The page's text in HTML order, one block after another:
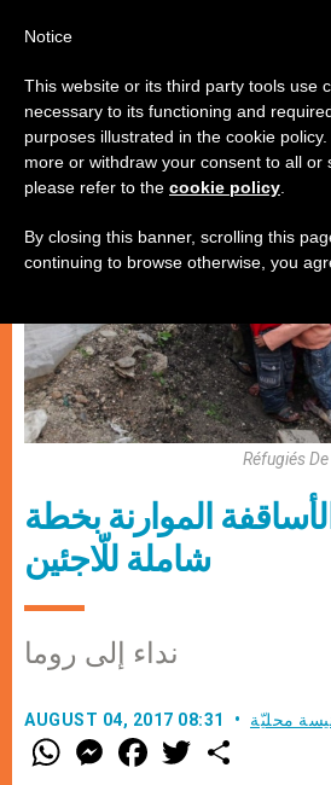
كنيسة محليّة
Réfugiés
الموارنة بخطة
شاملة للّاجئين
نداء إلى روما
AUGUST 04, 2017 08:31 محليّة
W
h
M
e
F
a w
Notice
This website or its third party tools use
necessary to its functioning and
purposes illustrated in the cookie
more or withdraw your consent to all or
please refer to the cookie policy
By closing this banner, scrolling this
continuing to browse otherwise, you